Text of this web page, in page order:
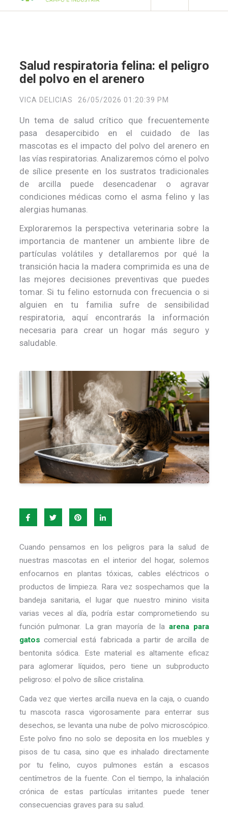
Salud respiratoria felina: el peligro
del polvo en el arenero
VICA DELICIAS 26/05/2026 01:20:39 PM
Un tema de salud crítico que frecuentemente
pasa desapercibido en el cuidado de las
mascotas es el impacto del polvo del arenero en
las vías respiratorias. Analizaremos cómo el polvo
de sílice presente en los sustratos tradicionales
de arcilla puede desencadenar o agravar
condiciones médicas como el asma felino y las
alergias humanas.
Exploraremos la perspectiva veterinaria sobre la
importancia de mantener un ambiente libre de
partículas volátiles y detallaremos por qué la
transición hacia la madera comprimida es una de
las mejores decisiones preventivas que puedes
tomar. Si tu felino estornuda con frecuencia o si
alguien en tu familia sufre de sensibilidad
respiratoria, aquí encontrarás la información
necesaria para crear un hogar más seguro y
saludable.
Cuando pensamos en los peligros para la salud de
nuestras mascotas en el interior del hogar, solemos
enfocarnos en plantas tóxicas, cables eléctricos o
productos de limpieza. Rara vez sospechamos que la
bandeja sanitaria, el lugar que nuestro minino visita
varias veces al día, podría estar comprometiendo su
función pulmonar. La gran mayoría de la arena para
gatos comercial está fabricada a partir de arcilla de
bentonita sódica. Este material es altamente eficaz
para aglomerar líquidos, pero tiene un subproducto
peligroso: el polvo de sílice cristalina.
Cada vez que viertes arcilla nueva en la caja, o cuando
tu mascota rasca vigorosamente para enterrar sus
desechos, se levanta una nube de polvo microscópico.
Este polvo fino no solo se deposita en los muebles y
pisos de tu casa, sino que es inhalado directamente
por tu felino, cuyos pulmones están a escasos
centímetros de la fuente. Con el tiempo, la inhalación
crónica de estas partículas irritantes puede tener
consecuencias graves para su salud.